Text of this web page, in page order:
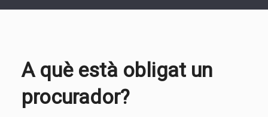
A què està obligat un
procurador?